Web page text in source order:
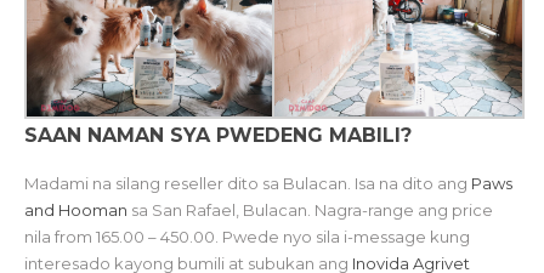
SAAN NAMAN SYA PWEDENG MABILI?
Madami na silang reseller dito sa Bulacan. Isa na dito ang Paws
and Hooman sa San Rafael, Bulacan. Nagra-range ang price
nila from 165.00 – 450.00. Pwede nyo sila i-message kung
interesado kayong bumili at subukan ang Inovida Agrivet